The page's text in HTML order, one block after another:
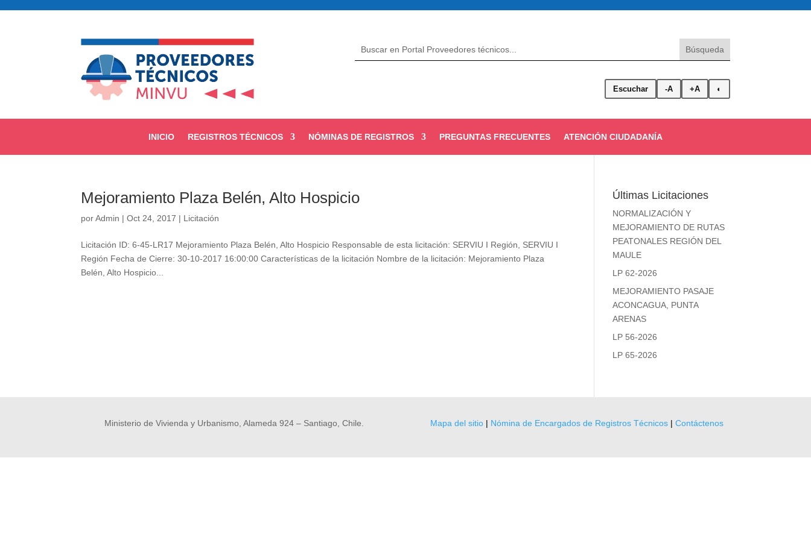
Escuchar -A +A ◐
INICIO REGISTROS TÉCNICOS NÓMINAS DE REGISTROS PREGUNTAS FRECUENTES ATENCIÓN CIUDADANÍA
Mejoramiento Plaza Belén, Alto Hospicio
porAdmin |Oct 24, 2017 | Licitación
Licitación ID: 6-45-LR17 Mejoramiento Plaza Belén, Alto Hospicio Responsable de esta licitación: SERVIU I Región, SERVIU I
Región Fecha de Cierre: 30-10-2017 16:00:00 Características de la licitación Nombre de la licitación: Mejoramiento Plaza
Belén, Alto Hospicio...
Últimas Licitaciones
NORMALIZACIÓN Y
MEJORAMIENTO DE RUTAS
PEATONALES REGIÓN DEL
MAULE
LP 62-2026
MEJORAMIENTO PASAJE
ACONCAGUA, PUNTA
ARENAS
LP 56-2026
LP 65-2026
Ministerio de Vivienda y Urbanismo, Alameda 924 – Santiago, Chile. Mapa del sitio| Nómina de Encargados de Registros Técnicos| Contáctenos